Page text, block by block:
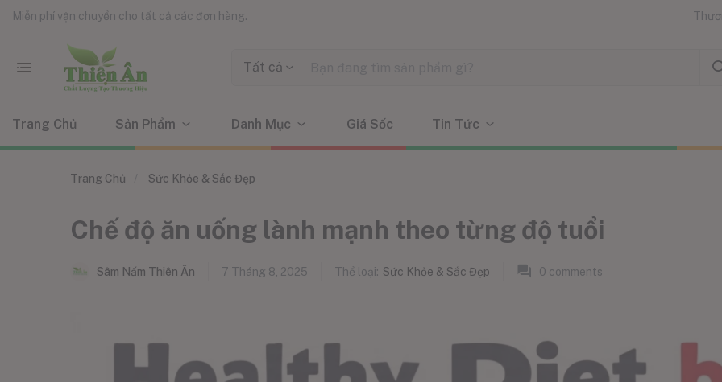
Miễn phí vận chuyển cho tất cả các đơn hàng.
Tất cả
Trang Chủ Sản Phẩm Danh Mục Giá Sốc Tin Tức
Trang Chủ Sức Khỏe & Sắc Đẹp
Chế độ ăn uống lành mạnh theo từng độ tuổi
Sâm Nấm Thiên Ân 7 Tháng 8, 2025 Thể loại: Sức Khỏe & Sắc Đẹp 0 comments